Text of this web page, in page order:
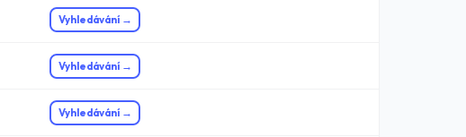
Vyhledávání →
Vyhledávání →
Vyhledávání →